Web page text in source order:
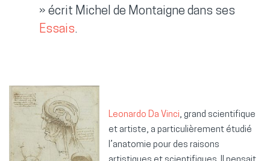
» écrit Michel de Montaigne dans ses
Essais.
Leonardo Da Vinci, grand scientifique
et artiste, a particulièrement étudié
l’anatomie pour des raisons